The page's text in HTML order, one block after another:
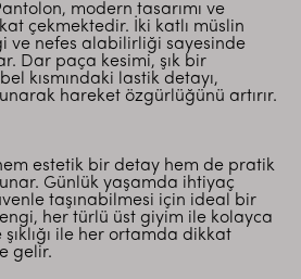
modern tasarımı ve
çekmektedir. İki katlı müslin
ve nefes alabilirliği sayesinde
Dar paça kesimi, şık bir
kısmındaki lastik detayı,
hareket özgürlüğünü artırır.
estetik bir detay hem de pratik
Günlük yaşamda ihtiyaç
taşınabilmesi için ideal bir
her türlü üst giyim ile kolayca
ile her ortamda dikkat
gelir.